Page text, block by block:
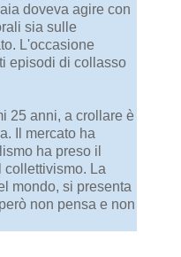
doveva agire con
sia sulle
L'occasione
episodi di collasso
25 anni, a crollare è
Il mercato ha
ha preso il
collettivismo. La
mondo, si presenta
non pensa e non